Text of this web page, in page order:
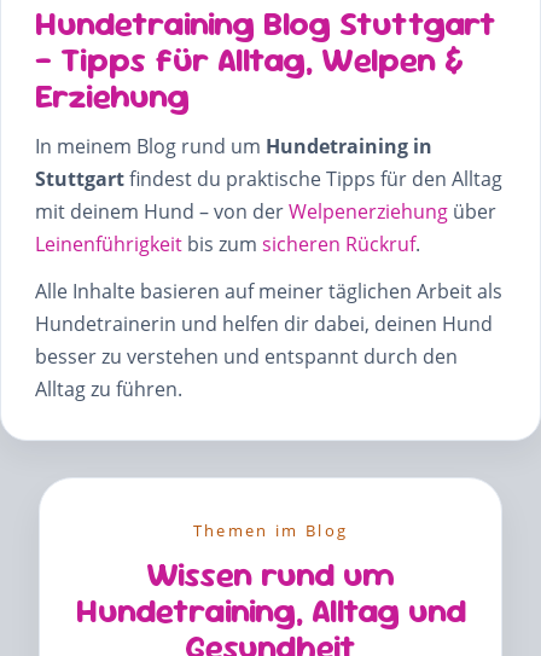
Hundetraining Blog Stuttgart
– Tipps für Alltag, Welpen &
Erziehung
In meinem Blog rund um Hundetraining in
Stuttgartfindest du praktische Tipps für den Alltag
mit deinem Hund – von derWelpenerziehung über
Leinenführigkeit bis zum sicheren Rückruf.
Alle Inhalte basieren auf meiner täglichen Arbeit als
Hundetrainerin und helfen dir dabei, deinen Hund
besser zu verstehen und entspannt durch den
Alltag zu führen.
Themen im Blog
Wissen rund um
Hundetraining, Alltag und
Gesundheit